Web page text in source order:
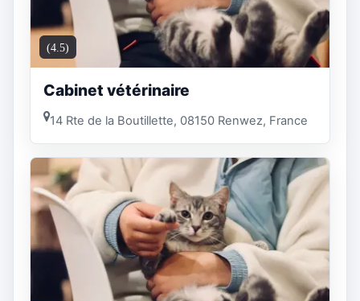
(4.5)
Cabinet vétérinaire
14 Rte de la Boutillette, 08150 Renwez, France